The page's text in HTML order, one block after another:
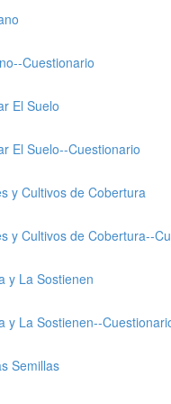
Cuestionario
El Suelo
El Suelo--Cuestionario
y Cultivos de Cobertura
y Cultivos de Cobertura--
y La Sostienen
y La Sostienen--
Semillas